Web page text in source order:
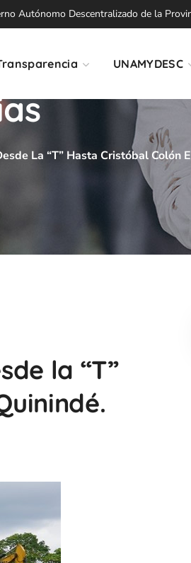
Autónomo Descentralizado de la
UNAMYDESC
La “T” Hasta Cristóbal Colón
la “T”